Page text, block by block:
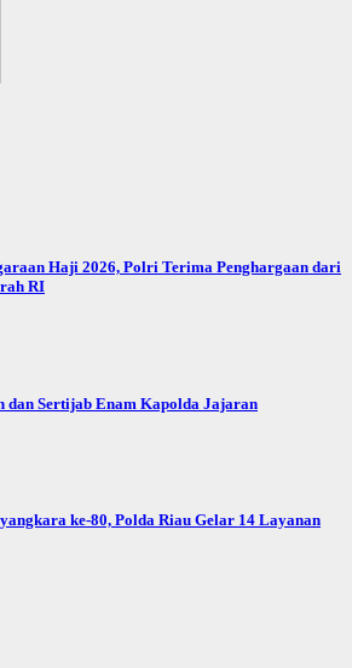
Haji 2026, Polri Terima Penghargaan dari
RI
Sertijab Enam Kapolda Jajaran
ke-80, Polda Riau Gelar 14 Layanan